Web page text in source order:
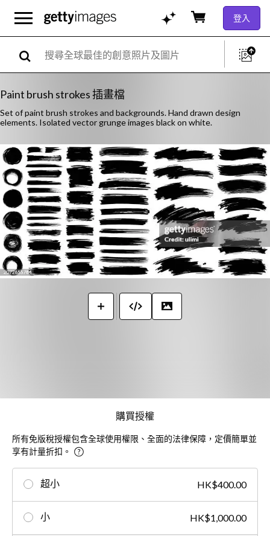
登入
Paint brush strokes 插畫檔
Set of paint brush strokes and backgrounds. Hand drawn design
elements. Isolated vector grunge images black on white.
購買授權
所有免版稅授權包含全球使用權限、全面的法律保障，定價簡單並
享有計量折扣。
超小 HK$400.00
小 HK$1,000.00